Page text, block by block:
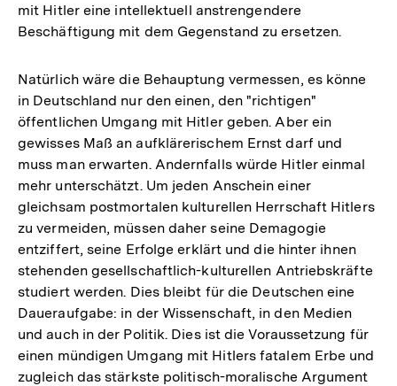
mit Hitler eine intellektuell anstrengendere
Beschäftigung mit dem Gegenstand zu ersetzen.
Natürlich wäre die Behauptung vermessen, es könne
in Deutschland nur den einen, den "richtigen"
öffentlichen Umgang mit Hitler geben. Aber ein
gewisses Maß an aufklärerischem Ernst darf und
muss man erwarten. Andernfalls würde Hitler einmal
mehr unterschätzt. Um jeden Anschein einer
gleichsam postmortalen kulturellen Herrschaft Hitlers
zu vermeiden, müssen daher seine Demagogie
entziffert, seine Erfolge erklärt und die hinter ihnen
stehenden gesellschaftlich-kulturellen Antriebskräfte
studiert werden. Dies bleibt für die Deutschen eine
Daueraufgabe: in der Wissenschaft, in den Medien
und auch in der Politik. Dies ist die Voraussetzung für
einen mündigen Umgang mit Hitlers fatalem Erbe und
zugleich das stärkste politisch-moralische Argument